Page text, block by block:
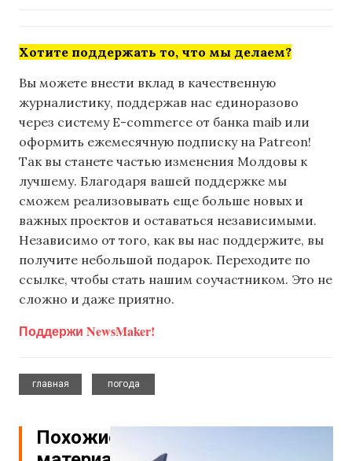
Хотите поддержать то, что мы делаем?
Вы можете внести вклад в качественную
журналистику, поддержав нас единоразово
через систему E-commerce от банка maib или
оформить ежемесячную подписку на Patreon!
Так вы станете частью изменения Молдовы к
лучшему. Благодаря вашей поддержке мы
сможем реализовывать еще больше новых и
важных проектов и оставаться независимыми.
Независимо от того, как вы нас поддержите, вы
получите небольшой подарок. Переходите по
ссылке, чтобы стать нашим соучастником. Это не
сложно и даже приятно.
Поддержи NewsMaker!
главная
погода
Похожие